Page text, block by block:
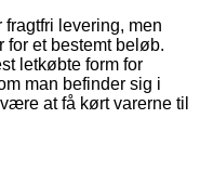
levering, men
for et bestemt beløb.
letkøbte form for
man befinder sig i
at få kørt varerne til